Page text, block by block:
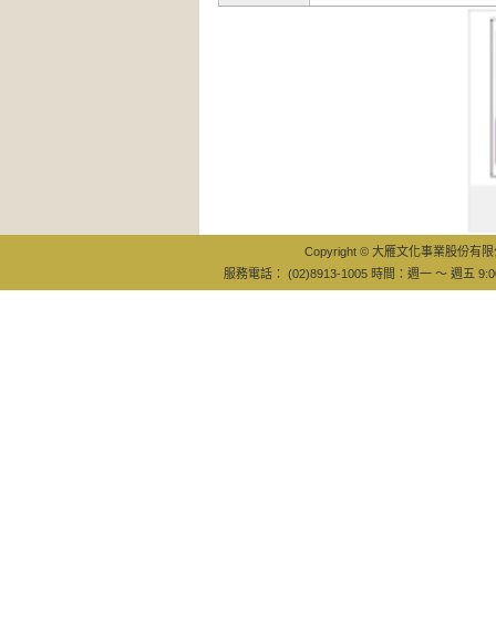
Copyright © 大雁文化事業股份有
服務電話： (02)8913-1005 時間：週一 ～ 週五